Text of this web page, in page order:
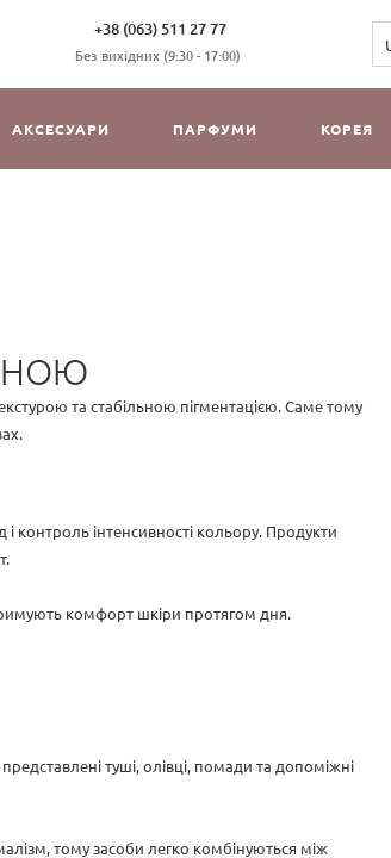
+38 (063) 511 27 77
Без вихідних (9:30 - 17:00)
АКСЕСУАРИ ПАРФУМИ КОРЕЯ
та стабільною пігментацією. Саме тому
контроль інтенсивності кольору. Продукти
комфорт шкіри протягом дня.
туші, олівці, помади та допоміжні
тому засоби легко комбінуються між